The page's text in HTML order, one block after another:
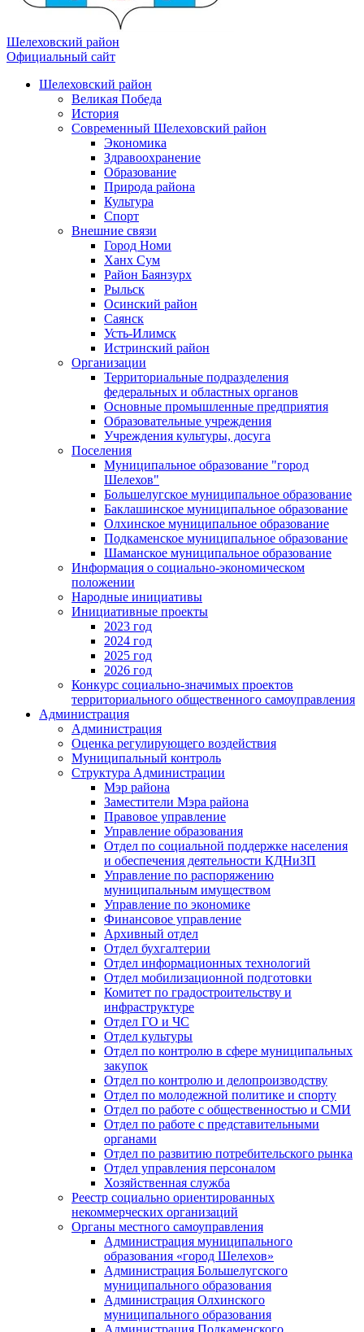
Шелеховский район
Официальный сайт
Шелеховский район
Великая Победа
История
Современный Шелеховский район
Экономика
Здравоохранение
Образование
Природа района
Культура
Спорт
Внешние связи
Город Номи
Ханх Сум
Район Баянзурх
Рыльск
Осинский район
Саянск
Усть-Илимск
Истринский район
Организации
Территориальные подразделения
федеральных и областных органов
Основные промышленные предприятия
Образовательные учреждения
Учреждения культуры, досуга
Поселения
Муниципальное образование "город
Шелехов"
Большелугское муниципальное образование
Баклашинское муниципальное образование
Олхинское муниципальное образование
Подкаменское муниципальное образование
Шаманское муниципальное образование
Информация о социально-экономическом
положении
Народные инициативы
Инициативные проекты
2023 год
2024 год
2025 год
2026 год
Конкурс социально-значимых проектов
территориального общественного самоуправления
Администрация
Администрация
Оценка регулирующего воздействия
Муниципальный контроль
Структура Администрации
Мэр района
Заместители Мэра района
Правовое управление
Управление образования
Отдел по социальной поддержке населения
и обеспечения деятельности КДНиЗП
Управление по распоряжению
муниципальным имуществом
Управление по экономике
Финансовое управление
Архивный отдел
Отдел бухгалтерии
Отдел информационных технологий
Отдел мобилизационной подготовки
Комитет по градостроительству и
инфраструктуре
Отдел ГО и ЧС
Отдел культуры
Отдел по контролю в сфере муниципальных
закупок
Отдел по контролю и делопроизводству
Отдел по молодежной политике и спорту
Отдел по работе с общественностью и СМИ
Отдел по работе с представительными
органами
Отдел по развитию потребительского рынка
Отдел управления персоналом
Хозяйственная служба
Реестр социально ориентированных
некоммерческих организаций
Органы местного самоуправления
Администрация муниципального
образования «город Шелехов»
Администрация Большелугского
муниципального образования
Администрация Олхинского
муниципального образования
Администрация Подкаменского